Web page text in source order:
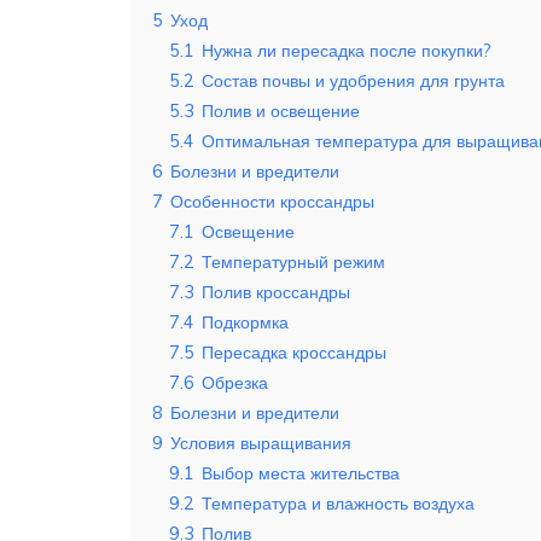
5 Уход
5.1
Нужна ли пересадка после покупки?
5.2 Состав почвы и удобрения для грунта
5.3 Полив и освещение
5.4 Оптимальная температура для
6 Болезни и вредители
7 Особенности кроссандры
7.1 Освещение
7.2 Температурный режим
7.3 Полив кроссандры
7.4 Подкормка
7.5 Пересадка кроссандры
7.6 Обрезка
8 Болезни и вредители
9 Условия выращивания
9.1
Выбор места жительства
9.2 Температура и влажность воздуха
9.3 Полив